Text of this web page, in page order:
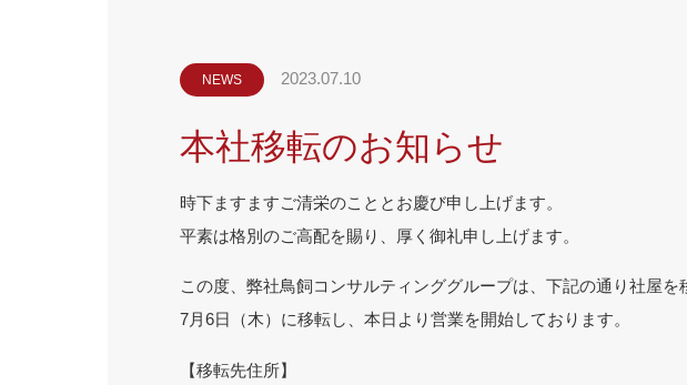
NEWS 2023.07.10
本社移転のお知らせ
時下ますますご清栄のこととお慶び申し上げます。
平素は格別のご高配を賜り、厚く御礼申し上げます。
この度、弊社鳥飼コンサルティンググループは、下記の通り社屋を
7月6日（木）に移転し、本日より営業を開始しております。
【移転先住所】